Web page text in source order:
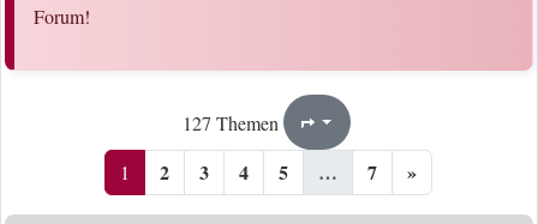
Forum!
127 Themen Seite1
1 2 3 4 5 … 7 »